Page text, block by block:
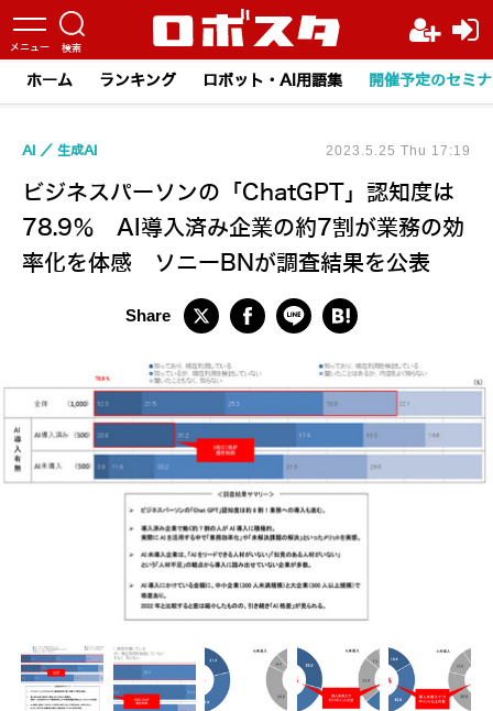
ホーム ランキング ロボット・AI用語集 開催予定のセミ
ビジネスパーソンの「ChatGPT」認知度は
78.9％ AI導入済み企業の約7割が業務の効
率化を体感 ソニーBNが調査結果を公表
AI 生成AI 2023.5.25 Thu 17:19